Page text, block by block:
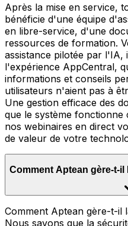
Après la mise en service,
bénéficie d'une équipe
en libre-service, d'une
ressources de formation.
assistance pilotée par l'IA,
l'expérience AppCentral,
informations et conseils
utilisateurs n'aient pas à
Une gestion efficace des
que le système
nos webinaires en direct
de valeur de votre
Comment Aptean gère-t-
Comment Aptean gère-t-il
Nous savons que la